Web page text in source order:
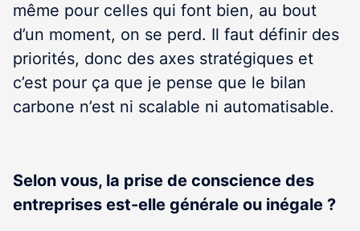
même pour celles qui font bien, au bout
d’un moment, on se perd. Il faut définir des
priorités, donc des axes stratégiques et
c’est pour ça que je pense que le bilan
carbone n’est ni scalable ni automatisable.
Selon vous, la prise de conscience des
entreprises est-elle générale ou inégale ?